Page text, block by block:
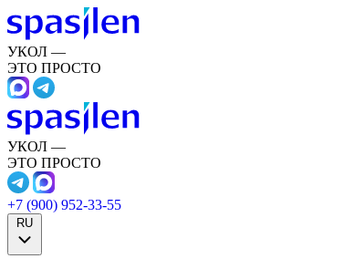
УКОЛ —
ЭТО ПРОСТО
УКОЛ —
ЭТО ПРОСТО
+7 (900) 952-33-55
RU